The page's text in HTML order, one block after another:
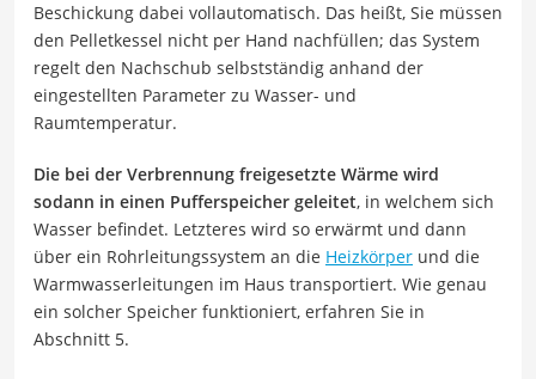
Beschickung dabei vollautomatisch. Das heißt, Sie müssen
den Pelletkessel nicht per Hand nachfüllen; das System
regelt den Nachschub selbstständig anhand der
eingestellten Parameter zu Wasser- und
Raumtemperatur.
Die bei der Verbrennung freigesetzte Wärme wird
sodann in einen Pufferspeicher geleitet, in welchem sich
Wasser befindet. Letzteres wird so erwärmt und dann
über ein Rohrleitungssystem an die Heizkörper und die
Warmwasserleitungen im Haus transportiert. Wie genau
ein solcher Speicher funktioniert, erfahren Sie in
Abschnitt 5.